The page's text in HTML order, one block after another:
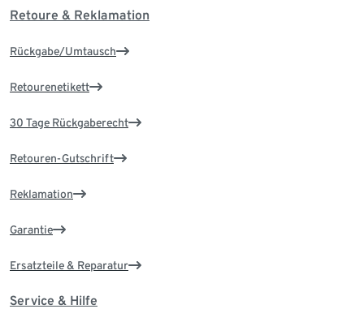
Retoure & Reklamation
Rückgabe/Umtausch
Retourenetikett
30 Tage Rückgaberecht
Retouren-Gutschrift
Reklamation
Garantie
Ersatzteile & Reparatur
Service & Hilfe